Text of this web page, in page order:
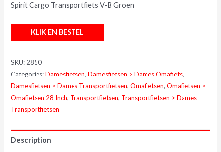
Spirit Cargo Transportfiets V-B Groen
KLIK EN BESTEL
SKU: 2850
Categories:Damesfietsen,Damesfietsen > Dames Omafiets,
Damesfietsen > Dames Transportfietsen,Omafietsen,Omafietsen >
Omafietsen 28 Inch, Transportfietsen, Transportfietsen > Dames
Transportfietsen
Description